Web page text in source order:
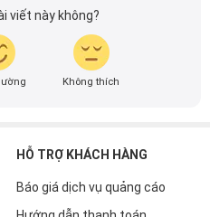
với xe hơi, Tôi đã xây dựng
ô tô tại Việt Nam. Hãy
tin về thị trường ô tô
bình chọn